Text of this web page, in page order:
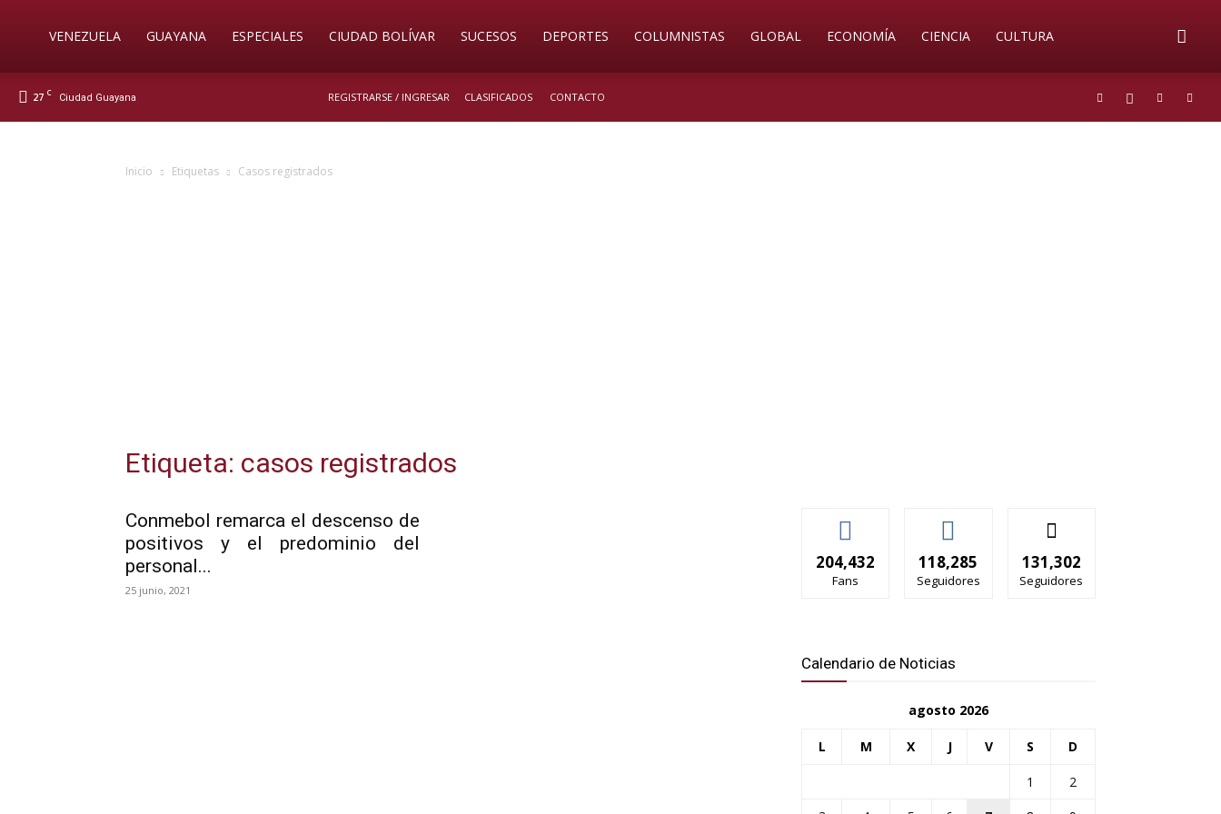
SoyVENEZUELA GUAYANA ESPECIALES CIUDAD BOLÍVAR SUCESOS DEPORTES COLUMNISTAS GLOBAL ECONOMÍA CIENCIA CULTURA
27 C Ciudad Guayana REGISTRARSE / INGRESAR CLASIFICADOS CONTACTO
Inicio Etiquetas Casos registrados
Etiqueta: casos registrados
Conmebol remarca el descenso de
positivos y el predominio del
personal...
25 junio, 2021
204,432
Fans
118,285
Seguidores
131,302
Seguidores
Calendario de Noticias
agosto 2026
L M X J V S D
1
2